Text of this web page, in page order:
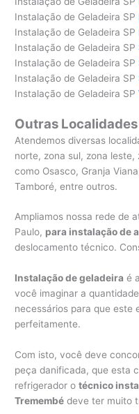
Instalação de Geladeira SP
Instalação de Geladeira SP
Instalação de Geladeira SP
Instalação de Geladeira SP
Instalação de Geladeira SP
Instalação de Geladeira SP
Outras Localidades
Atendemos diversas
norte, zona sul, zona
como Osasco, Granja
Tamboré, entre outros.
Ampliamos nossa rede de
Paulo, para instalação de
deslocamento técnico.
Instalação de geladeira é
você imaginar a
necessários para que este
perfeitamente.
Com isto, você deve
peça danificada, que esta
refrigerador otécnico
Tremembé deve ter muito